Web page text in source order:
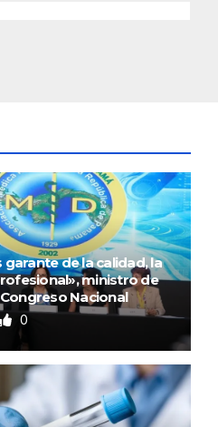
garante de la calidad, la
ministro de
Nacional
0